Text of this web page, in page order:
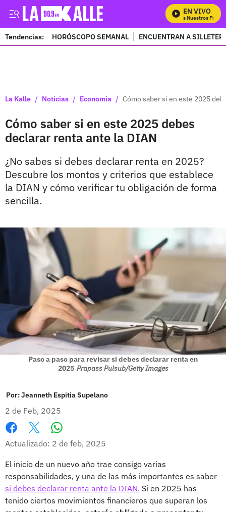
EN VIVO
Mira Todos Nuestros
Tendencias: HORÓSCOPO SEMANAL ENCUENTRAN A
La Kalle / Noticias / Economía / Cómo saber si en este 2025
Cómo saber si en este 2025 debes
declarar renta ante la DIAN
¿No sabes si debes declarar renta en 2025?
Descubre los montos y criterios que establece
la DIAN y cómo verificar tu obligación de forma
sencilla.
Paso a paso para revisar si debes declarar renta en
2025 Prapass Pulsub/Getty Images
Por:Jeanneth Espitia Supelano
2 de Feb, 2025
Facebook
X
Actualizado: 2 de feb, 2025
El inicio de un nuevo año trae consigo varias
responsabilidades, y una de las más importantes es saber
si debes declarar renta ante la DIAN. Si en 2025 has
tenido ciertos movimientos financieros que superan los